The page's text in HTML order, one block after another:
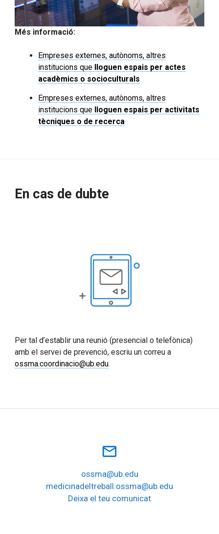
Més informació:
Empreses externes, autònoms, altres
institucions que lloguen espais per actes
acadèmics o socioculturals
Empreses externes, autònoms, altres
institucions que lloguen espais per activitats
tècniques o de recerca
En cas de dubte
Per tal d’establir una reunió (presencial o telefònica)
amb el servei de prevenció, escriu un correu a
ossma.coordinacio@ub.edu.
mail_outline
ossma@ub.edu
medicinadeltreball.ossma@ub.edu
Deixa el teu comunicat